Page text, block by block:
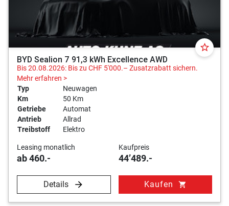
star_border
BYD Sealion 7 91,3 kWh Excellence AWD
Bis 20.08.2026: Bis zu CHF 5'000.– Zusatzrabatt sichern.
Mehr erfahren >
Typ
Neuwagen
Km
50 Km
Getriebe
Automat
Antrieb
Allrad
Treibstoff
Elektro
Leasing monatlich
ab 460.-
Kaufpreis
44’489.-
Details Kaufen shopping_cart